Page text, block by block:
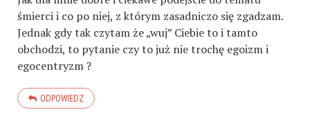
śmierci i co po niej, z którym zasadniczo się zgadzam.
Jednak gdy tak czytam że „wuj” Ciebie to i tamto
obchodzi, to pytanie czy to już nie trochę egoizm i
egocentryzm ?
ODPOWIEDZ